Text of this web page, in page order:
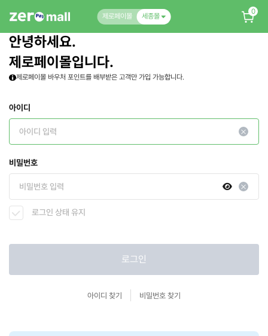
제로페이몰 세종몰
0
안녕하세요.
제로페이몰입니다.
제로페이몰 바우처 포인트를 배부받은 고객만 가입 가능합니다.
아이디
비밀번호
로그인 상태 유지
로그인
아이디 찾기 비밀번호 찾기